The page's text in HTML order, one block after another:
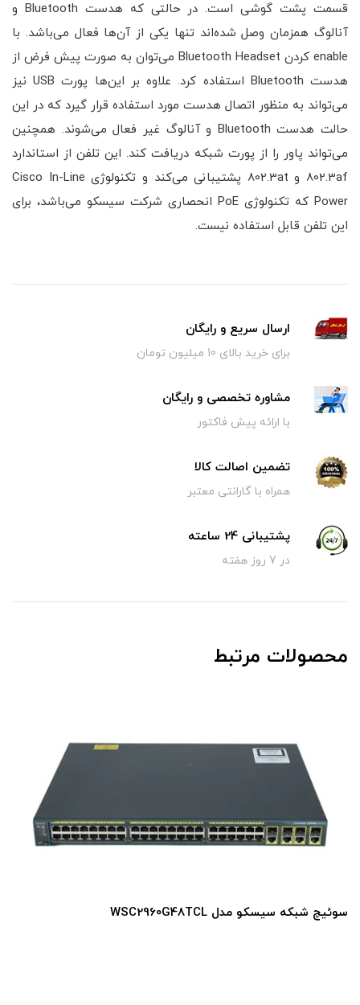
قسمت پشت گوشی است. در حالتی که هدست Bluetooth و
آنالوگ همزمان وصل شده‌اند تنها یکی از آن‌ها فعال می‌باشد. با
enable کردن Bluetooth Headset می‌توان به صورت پیش فرض از
هدست Bluetooth استفاده کرد. علاوه بر این‌ها پورت USB نیز
می‌تواند به منظور اتصال هدست مورد استفاده قرار گیرد که در این
حالت هدست Bluetooth و آنالوگ غیر فعال می‌شوند. همچنین
می‌تواند پاور را از پورت شبکه دریافت کند. این تلفن از استاندارد
802.3af و 802.3at پشتیبانی می‌کند و تکنولوژی Cisco In-Line
Power که تکنولوژی PoE انحصاری شرکت سیسکو می‌باشد، برای
این تلفن قابل استفاده نیست.
ارسال سریع و رایگان
برای خرید بالای 10 میلیون تومان
مشاوره تخصصی و رایگان
با ارائه پیش فاکتور
تضمین اصالت کالا
همراه با گارانتی معتبر
پشتیبانی 24 ساعته
در 7 روز هفته
محصولات مرتبط
سوئیچ شبکه سیسکو مدل WS-C2960S-48TD-L